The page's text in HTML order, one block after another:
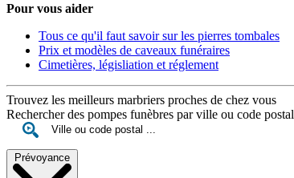
Pour vous aider
Tous ce qu'il faut savoir sur les pierres tombales
Prix et modèles de caveaux funéraires
Cimetières, législiation et réglement
Trouvez les meilleurs marbriers proches de chez vous
Rechercher des pompes funèbres par ville ou code postal
Prévoyance